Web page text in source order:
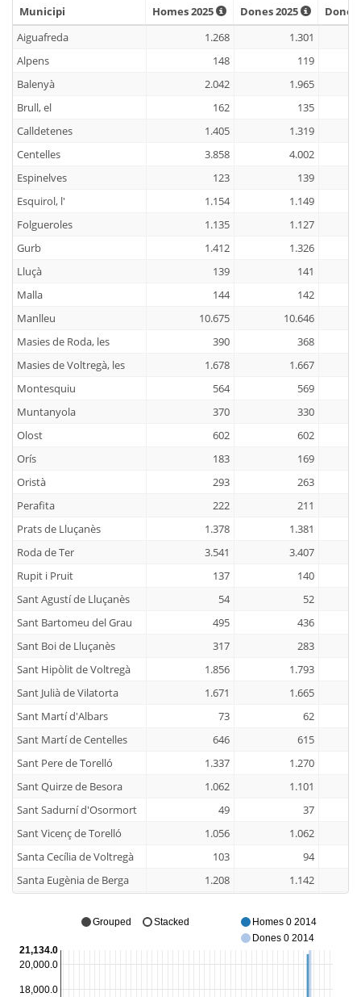
Municipi Homes 2025 Dones 2025 Dones
Municipi Homes 2025 Dones 2025
Dones
Aiguafreda
1.268
1.301
Alpens
148
119
Balenyà
2.042
1.965
Brull, el
162
135
Calldetenes
1.405
1.319
Centelles
3.858
4.002
Espinelves
123
139
Esquirol, l'
1.154
1.149
Folgueroles
1.135
1.127
Gurb
1.412
1.326
Lluçà
139
141
Malla
144
142
Manlleu
10.675
10.646
Masies de Roda, les
390
368
Masies de Voltregà, les
1.678
1.667
Montesquiu
564
569
Muntanyola
370
330
Olost
602
602
Orís
183
169
Oristà
293
263
Perafita
222
211
Prats de Lluçanès
1.378
1.381
Roda de Ter
3.541
3.407
Rupit i Pruit
137
140
Sant Agustí de Lluçanès
54
52
Sant Bartomeu del Grau
495
436
Sant Boi de Lluçanès
317
283
Sant Hipòlit de Voltregà
1.856
1.793
Sant Julià de Vilatorta
1.671
1.665
Sant Martí d'Albars
73
62
Sant Martí de Centelles
646
615
Sant Pere de Torelló
1.337
1.270
Sant Quirze de Besora
1.062
1.101
Sant Sadurní d'Osormort
49
37
Sant Vicenç de Torelló
1.056
1.062
Santa Cecília de Voltregà
103
94
Santa Eugènia de Berga
1.208
1.142
Santa Maria de Besora
74
Seva
1.859
Sobremunt
18,000.0
20,000.0
21,134.0
Homes 0 2014
Dones 0 2014
Grouped Stacked